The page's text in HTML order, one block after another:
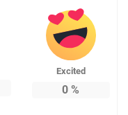
Excited
0 %